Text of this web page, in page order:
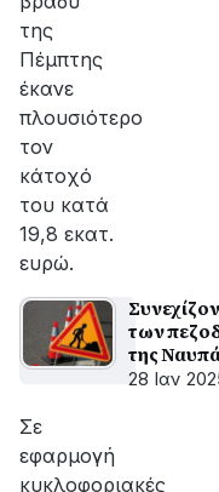
της
Πέμπτης
έκανε
πλουσιότερο
τον
κάτοχό
του κατά
19,8 εκατ.
ευρώ.
των
της
28 Ιαν
Σε
εφαρμογή
κυκλοφοριακές